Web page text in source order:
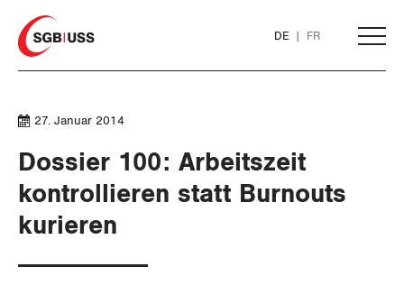
Home
DE FR
THEMEN
ARBEIT
27. Januar 2014
Dossier 100: Arbeitszeit
kontrollieren statt Burnouts
kurieren